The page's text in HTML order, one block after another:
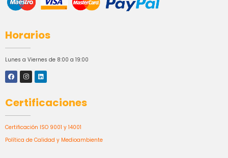
Horarios
Lunes a Viernes de 8:00 a 19:00
Certificaciones
Certificación ISO 9001 y 14001
Política de Calidad y Medioambiente